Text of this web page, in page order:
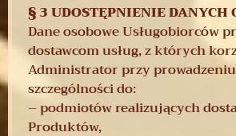
§ 3 UDOSTĘPNIENIE DANYCH
Dane osobowe Usługobiorców
dostawcom usług, z których
Administrator przy
szczególności do:
– podmiotów realizujących
Produktów,